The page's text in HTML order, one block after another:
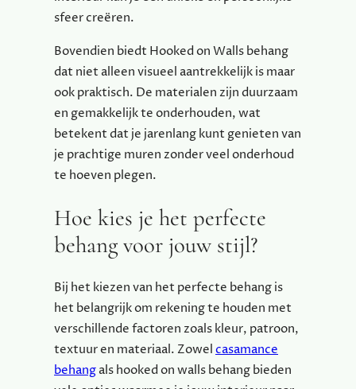
sfeer creëren.
Bovendien biedt Hooked on Walls behang
dat niet alleen visueel aantrekkelijk is maar
ook praktisch. De materialen zijn duurzaam
en gemakkelijk te onderhouden, wat
betekent dat je jarenlang kunt genieten van
je prachtige muren zonder veel onderhoud
te hoeven plegen.
Hoe kies je het perfecte
behang voor jouw stijl?
Bij het kiezen van het perfecte behang is
het belangrijk om rekening te houden met
verschillende factoren zoals kleur, patroon,
textuur en materiaal. Zowelcasamance
behangals hooked on walls behang bieden